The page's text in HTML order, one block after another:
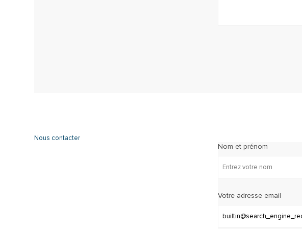
Nous contacter
Nom et prénom
Votre adresse email